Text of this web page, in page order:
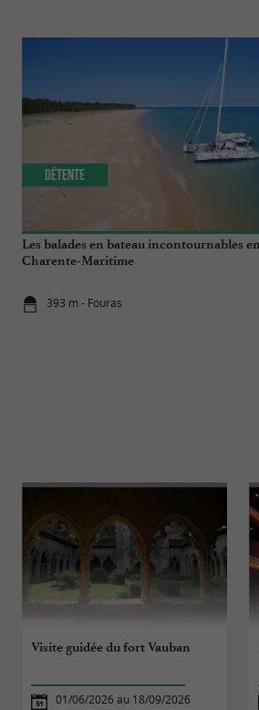
Les balades en bateau incontournables en
Charente-Maritime
393 m - Fouras
Détente
Visite guidée du fort Vauban
01/06/2026 au 18/09/2026